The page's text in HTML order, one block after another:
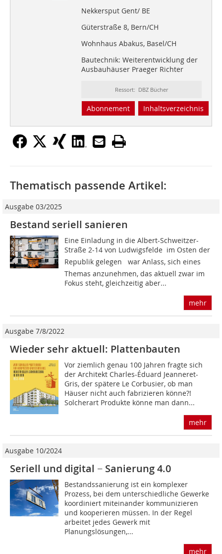
Nekkersput Gent/ BE
Güterstraße 8, Bern/CH
Wohnhaus Abakus, Basel/CH
Bautechnik: Weiterentwicklung der
Ausbauhäuser Praeger Richter
Ressort: DBZ Bücher
Abonnement Inhaltsverzeichnis
Thematisch passende Artikel:
Ausgabe 03/2025
Bestand seriell sanieren
Eine Einladung in die Albert-Schweitzer-
Straße 2-14 von Ludwigsfelde  im Osten der
Republik gelegen  war Anlass, sich eines
Themas anzunehmen, das aktuell zwar im
Fokus steht, gleichzeitig aber...
mehr
Ausgabe 7/8/2022
Wieder sehr aktuell: Plattenbauten
Vor ziemlich genau 100 Jahren fragte sich
der Architekt Charles-Éduard Jeanneret-
Gris, der spätere Le Corbusier, ob man
Häuser nicht auch fabri­zieren könne?!
Solcherart Produkte könne man dann...
mehr
Ausgabe 10/2024
Seriell und digital − Sanierung 4.0
Bestandssanierung ist ein komplexer
Prozess, bei dem unterschiedliche Gewerke
koordiniert miteinander kommunizieren
und kooperieren müssen. In der Regel
arbeitet jedes Gewerk mit
Planungslösungen,...
mehr